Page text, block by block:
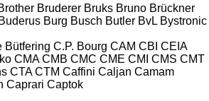
Bruderer Bruks Bruno Brückner
Buderus Burg Busch Butler BvL Bystronic
Bütfering C.P. Bourg CAM CBI CEIA
CMA CMB CMC CME CMI CMS CMT
CTA CTM Caffini Caljan Camam
Caprari Captok